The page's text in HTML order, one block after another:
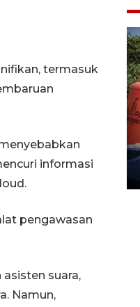
termasuk
informasi
pengawasan
suara,
Namun,
Karanganyar